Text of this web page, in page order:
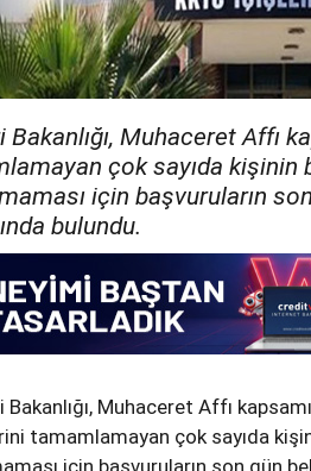
Muhaceret Affı
çok sayıda kişinin
için başvuruların
bulundu.
Bakanlığı, Muhaceret Affı
tamamlamayan çok sayıda
için başvuruların son gün